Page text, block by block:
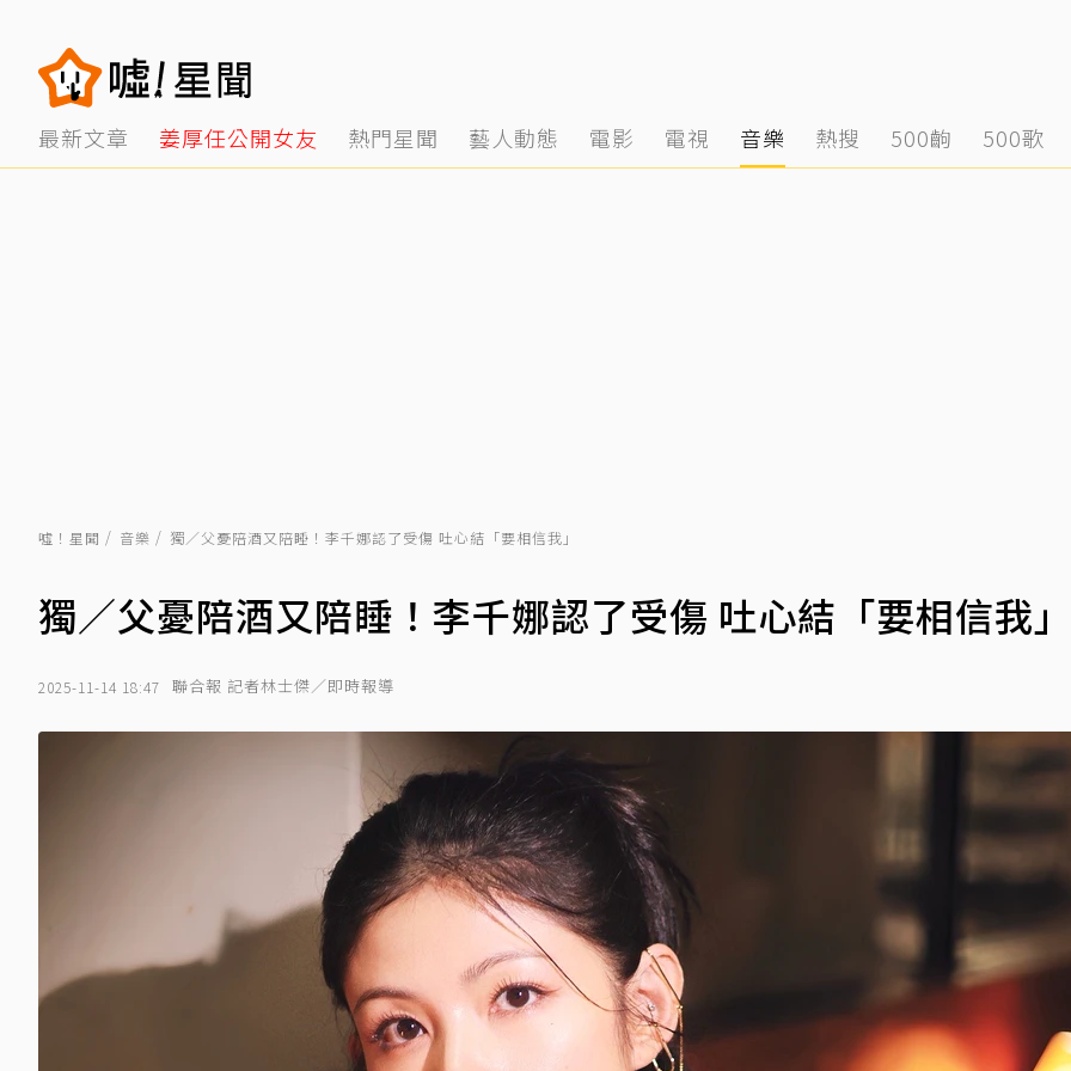
最新文章 姜厚任公開女友 熱門星聞 藝人動態 電影 電視 音樂 熱搜 500齣 500歌
噓！星聞 音樂 獨／父憂陪酒又陪睡！李千娜認了受傷 吐心結「要相信我」
獨／父憂陪酒又陪睡！李千娜認了受傷 吐心結「要相信我
2025-11-14 18:47 聯合報 記者林士傑／即時報導